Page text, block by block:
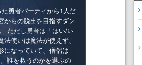
た勇者パーティから1人だ
からの脱出を目指すダン
ただし勇者は「はい/い
使いは魔法が使えず、
になっていて、僧侶は
誰を救うのかを選ぶの